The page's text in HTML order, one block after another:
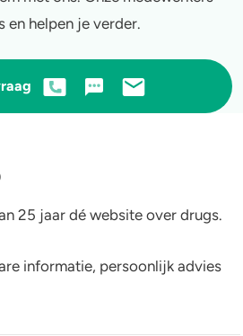
en helpen je verder.
25 jaar dé website over drugs.
informatie, persoonlijk advies